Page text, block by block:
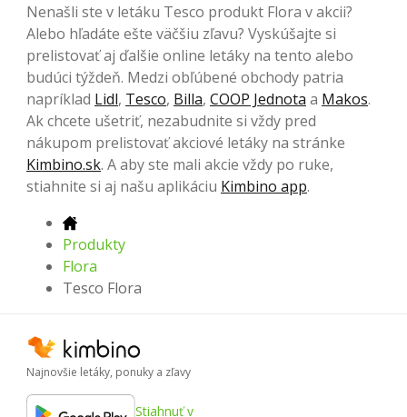
Nenašli ste v letáku Tesco produkt Flora v akcii?
Alebo hľadáte ešte väčšiu zľavu? Vyskúšajte si
prelistovať aj ďalšie online letáky na tento alebo
budúci týždeň. Medzi obľúbené obchody patria
napríklad Lidl, Tesco, Billa, COOP Jednota a Makos.
Ak chcete ušetriť, nezabudnite si vždy pred
nákupom prelistovať akciové letáky na stránke
Kimbino.sk. A aby ste mali akcie vždy po ruke,
stiahnite si aj našu aplikáciu Kimbino app.
Produkty
Flora
Tesco Flora
Najnovšie letáky, ponuky a zľavy
Stiahnuť v